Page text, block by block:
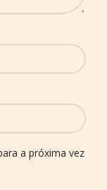
a próxima vez